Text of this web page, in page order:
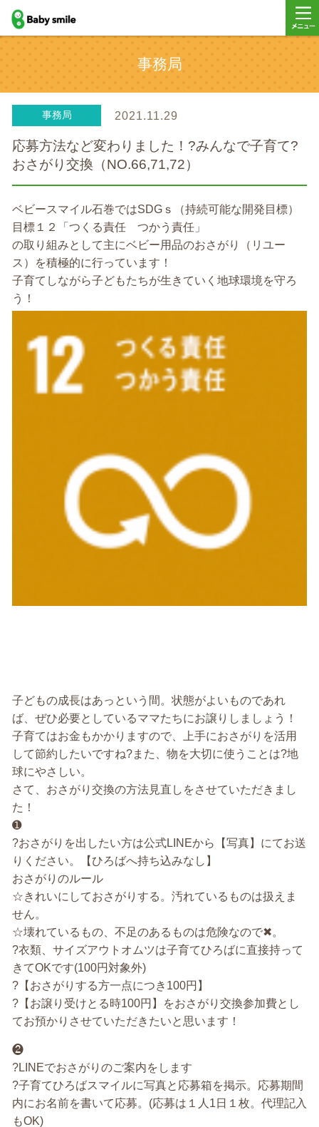
baby smile
事務局
事務局 2021.11.29
応募方法など変わりました！?みんなで子育て?
おさがり交換（NO.66,71,72）
ベビースマイル石巻ではSDGｓ（持続可能な開発目標）
目標１２「つくる責任 つかう責任」
の取り組みとして主にベビー用品のおさがり（リユー
ス）を積極的に行っています！
子育てしながら子どもたちが生きていく地球環境を守ろ
う！
子どもの成長はあっという間。状態がよいものであれ
ば、ぜひ必要としているママたちにお譲りしましょう！
子育てはお金もかかりますので、上手におさがりを活用
して節約したいですね?また、物を大切に使うことは?地
球にやさしい。
さて、おさがり交換の方法見直しをさせていただきまし
た！
➊
?おさがりを出したい方は公式LINEから【写真】にてお送
りください。【ひろばへ持ち込みなし】
おさがりのルール
☆きれいにしておさがりする。汚れているものは扱えま
せん。
☆壊れているもの、不足のあるものは危険なので✖。
?衣類、サイズアウトオムツは子育てひろばに直接持って
きてOKです(100円対象外)
?【おさがりする方一点につき100円】
?【お譲り受けとる時100円】をおさがり交換参加費とし
てお預かりさせていただきたいと思います！
❷
?LINEでおさがりのご案内をします
?子育てひろばスマイルに写真と応募箱を掲示。応募期間
内にお名前を書いて応募。(応募は１人1日１枚。代理記入
もOK)